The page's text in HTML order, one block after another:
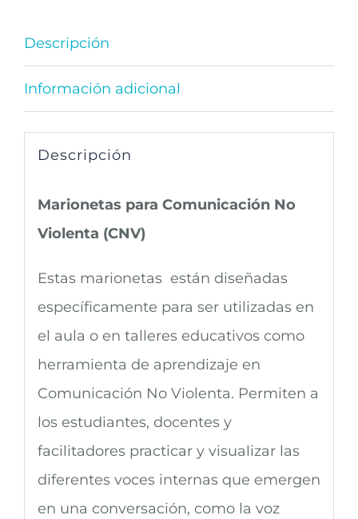
Descripción
Información adicional
Descripción
Marionetas para Comunicación No
Violenta (CNV)
Estas marionetas están diseñadas
específicamente para ser utilizadas en
el aula o en talleres educativos como
herramienta de aprendizaje en
Comunicación No Violenta. Permiten a
los estudiantes, docentes y
facilitadores practicar y visualizar las
diferentes voces internas que emergen
en una conversación, como la voz